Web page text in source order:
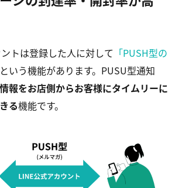
トは登録した人に対して 「PUSH型の
という機能があります。PUSU型通知
報をお店側からお客様にタイムリーに
る機能です。